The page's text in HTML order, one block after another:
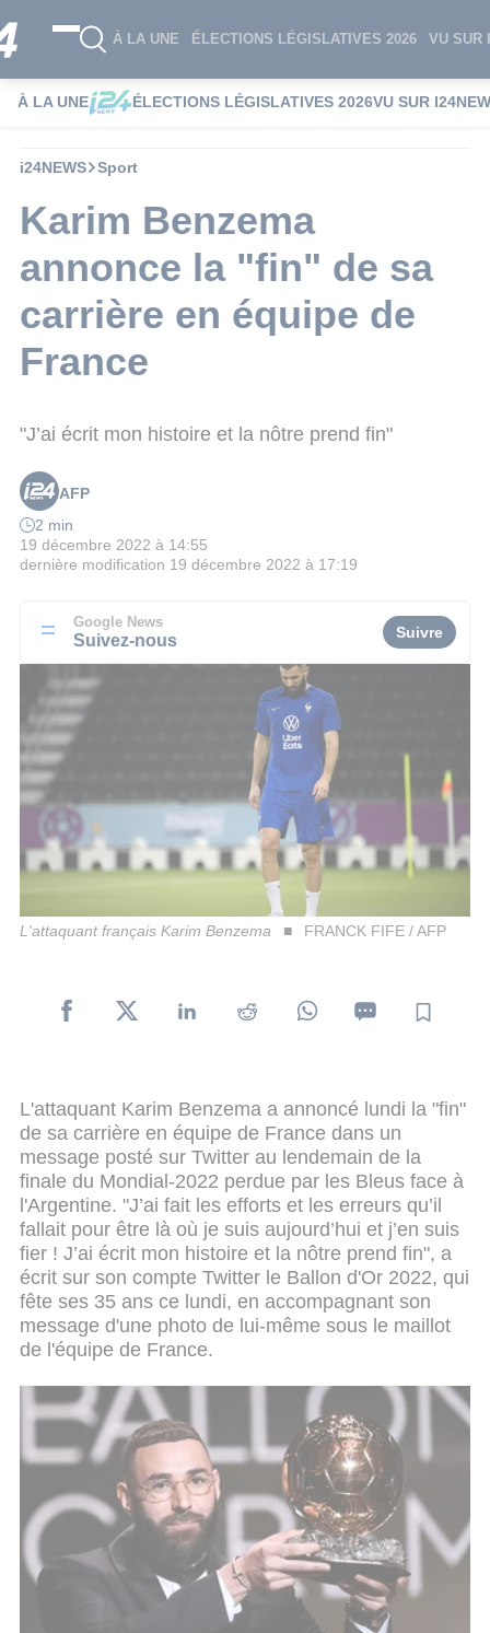
À LA UNE ÉLECTIONS LÉGISLATIVES 2026 VU SUR
À LA UNE ÉLECTIONS LÉGISLATIVES 2026VU SUR
i24NEWS Sport
Karim Benzema
annonce la "fin" de sa
carrière en équipe de
France
"J’ai écrit mon histoire et la nôtre prend fin"
AFP
2 min
19 décembre 2022 à 14:55
dernière modification 19 décembre 2022 à 17:19
Google News
Suivez-nous Suivre
L'attaquant français Karim Benzema FRANCK FIFE / AFP
L'attaquant Karim Benzema a annoncé lundi la "fin"
de sa carrière en équipe de France dans un
message posté sur Twitter au lendemain de la
finale du Mondial-2022 perdue par les Bleus face à
l'Argentine. "J’ai fait les efforts et les erreurs qu’il
fallait pour être là où je suis aujourd’hui et j’en suis
fier ! J’ai écrit mon histoire et la nôtre prend fin", a
écrit sur son compte Twitter le Ballon d'Or 2022, qui
fête ses 35 ans ce lundi, en accompagnant son
message d'une photo de lui-même sous le maillot
de l'équipe de France.